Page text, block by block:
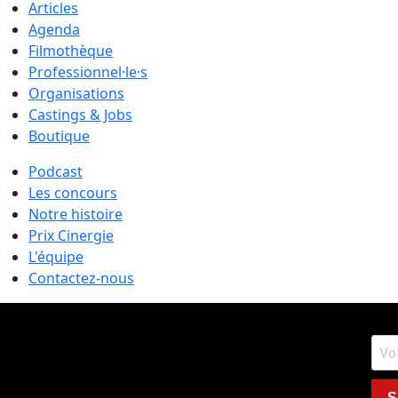
Articles
Agenda
Filmothèque
Professionnel·le·s
Organisations
Castings & Jobs
Boutique
Podcast
Les concours
Notre histoire
Prix Cinergie
L'équipe
Contactez-nous